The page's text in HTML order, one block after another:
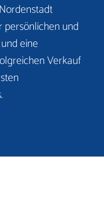
und
eine
Verkauf